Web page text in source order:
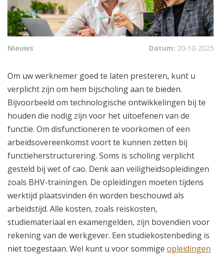
Nieuws Datum: 20-10-2025
Om uw werknemer goed te laten presteren, kunt u
verplicht zijn om hem bijscholing aan te bieden.
Bijvoorbeeld om technologische ontwikkelingen bij te
houden die nodig zijn voor het uitoefenen van de
functie. Om disfunctioneren te voorkomen of een
arbeidsovereenkomst voort te kunnen zetten bij
functieherstructurering. Soms is scholing verplicht
gesteld bij wet of cao. Denk aan veiligheidsopleidingen
zoals BHV-trainingen. De opleidingen moeten tijdens
werktijd plaatsvinden én worden beschouwd als
arbeidstijd. Alle kosten, zoals reiskosten,
studiemateriaal en examengelden, zijn bovendien voor
rekening van de werkgever. Een studiekostenbeding is
niet toegestaan. Wel kunt u voor sommige opleidingen